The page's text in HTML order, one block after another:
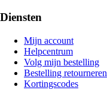
Diensten
Mijn account
Helpcentrum
Volg mijn bestelling
Bestelling retourneren
Kortingscodes